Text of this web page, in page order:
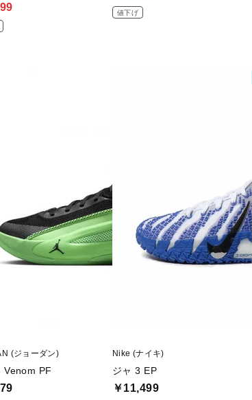
値下げ
(ジョーダン)
Venom PF
Nike (ナイキ)
ジャ 3 EP
￥11,499